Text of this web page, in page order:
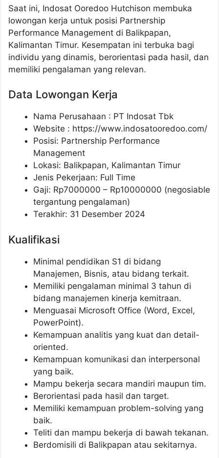
Saat ini, Indosat Ooredoo Hutchison membuka
lowongan kerja untuk posisi Partnership
Performance Management di Balikpapan,
Kalimantan Timur. Kesempatan ini terbuka bagi
individu yang dinamis, berorientasi pada hasil, dan
memiliki pengalaman yang relevan.
Data Lowongan Kerja
Nama Perusahaan : PT Indosat Tbk
Website : https://www.indosatooredoo.com/
Posisi: Partnership Performance
Management
Lokasi: Balikpapan, Kalimantan Timur
Jenis Pekerjaan: Full Time
Gaji: Rp7000000 – Rp10000000 (negosiable
tergantung pengalaman)
Terakhir: 31 Desember 2024
Kualifikasi
Minimal pendidikan S1 di bidang
Manajemen, Bisnis, atau bidang terkait.
Memiliki pengalaman minimal 3 tahun di
bidang manajemen kinerja kemitraan.
Menguasai Microsoft Office (Word, Excel,
PowerPoint).
Kemampuan analitis yang kuat dan detail-
oriented.
Kemampuan komunikasi dan interpersonal
yang baik.
Mampu bekerja secara mandiri maupun tim.
Berorientasi pada hasil dan target.
Memiliki kemampuan problem-solving yang
baik.
Teliti dan mampu bekerja di bawah tekanan.
Berdomisili di Balikpapan atau sekitarnya.